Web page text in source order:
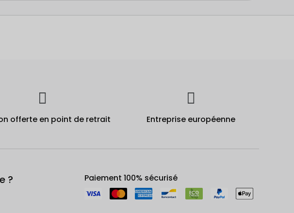
offerte en point de retrait Entreprise européenne
? Paiement 100% sécurisé